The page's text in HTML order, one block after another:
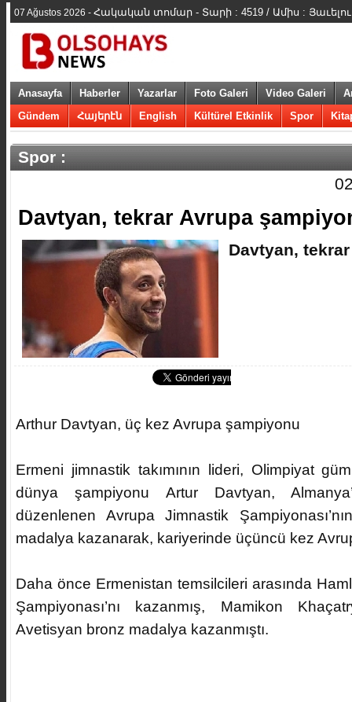
07 Ağustos 2026 - Հակական տոմար - Տարի : 4519 / Ամիս :
Anasayfa Haberler Yazarlar Foto Galeri Video Galeri
Gündem
Հայերէն English Kültürel Etkinlik Spor
Spor :
​Davtyan, tekrar Avrupa
​Davtyan,
Arthur Davtyan, üç kez Avrupa şampiyonu
Ermeni jimnastik takımının lideri, Olimpiyat
dünya şampiyonu Artur Davtyan,
düzenlenen Avrupa Jimnastik
madalya kazanarak, kariyerinde üçüncü kez
Daha önce Ermenistan temsilcileri arasında
Şampiyonası’nı kazanmış, Mamikon
Avetisyan bronz madalya kazanmıştı.